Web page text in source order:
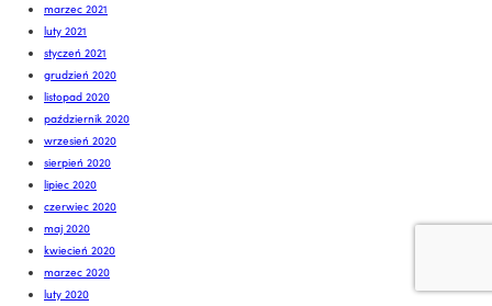
marzec 2021
luty 2021
styczeń 2021
grudzień 2020
listopad 2020
październik 2020
wrzesień 2020
sierpień 2020
lipiec 2020
czerwiec 2020
maj 2020
kwiecień 2020
marzec 2020
luty 2020